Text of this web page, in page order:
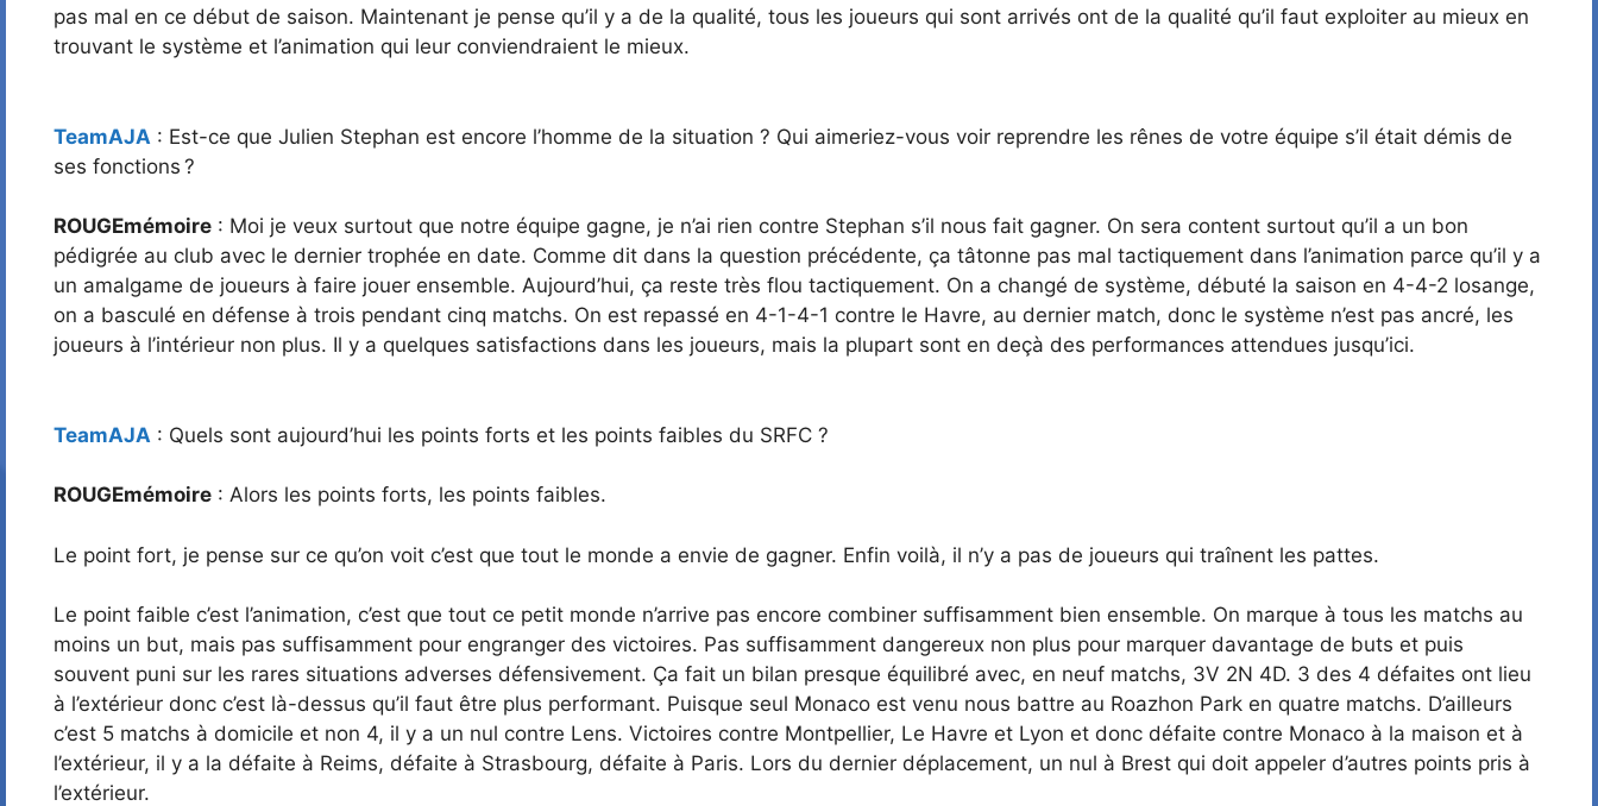
pas mal en ce début de saison. Maintenant je pense qu’il y a de la qualité, tous les joueurs qui sont arrivés ont de la qualité qu’il faut exploiter au mieux en
trouvant le système et l’animation qui leur conviendraient le mieux.
TeamAJA : Est-ce que Julien Stephan est encore l’homme de la situation ? Qui aimeriez-vous voir reprendre les rênes de votre équipe s’il était démis de
ses fonctions ?
ROUGEmémoire : Moi je veux surtout que notre équipe gagne, je n’ai rien contre Stephan s’il nous fait gagner. On sera content surtout qu’il a un bon
pédigrée au club avec le dernier trophée en date. Comme dit dans la question précédente, ça tâtonne pas mal tactiquement dans l’animation parce qu’il y a
un amalgame de joueurs à faire jouer ensemble. Aujourd’hui, ça reste très flou tactiquement. On a changé de système, débuté la saison en 4-4-2 losange,
on a basculé en défense à trois pendant cinq matchs. On est repassé en 4-1-4-1 contre le Havre, au dernier match, donc le système n’est pas ancré, les
joueurs à l’intérieur non plus. Il y a quelques satisfactions dans les joueurs, mais la plupart sont en deçà des performances attendues jusqu’ici.
TeamAJA : Quels sont aujourd’hui les points forts et les points faibles du SRFC ?
ROUGEmémoire : Alors les points forts, les points faibles.
Le point fort, je pense sur ce qu’on voit c’est que tout le monde a envie de gagner. Enfin voilà, il n’y a pas de joueurs qui traînent les pattes.
Le point faible c’est l’animation, c’est que tout ce petit monde n’arrive pas encore combiner suffisamment bien ensemble. On marque à tous les matchs au
moins un but, mais pas suffisamment pour engranger des victoires. Pas suffisamment dangereux non plus pour marquer davantage de buts et puis
souvent puni sur les rares situations adverses défensivement. Ça fait un bilan presque équilibré avec, en neuf matchs, 3V 2N 4D. 3 des 4 défaites ont lieu
à l’extérieur donc c’est là-dessus qu’il faut être plus performant. Puisque seul Monaco est venu nous battre au Roazhon Park en quatre matchs. D’ailleurs
c’est 5 matchs à domicile et non 4, il y a un nul contre Lens. Victoires contre Montpellier, Le Havre et Lyon et donc défaite contre Monaco à la maison et à
l’extérieur, il y a la défaite à Reims, défaite à Strasbourg, défaite à Paris. Lors du dernier déplacement, un nul à Brest qui doit appeler d’autres points pris à
l’extérieur.